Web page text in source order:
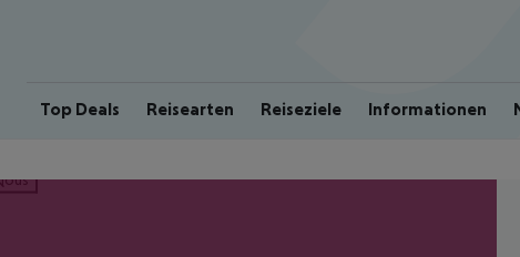
Top Deals Reisearten Reiseziele Informationen